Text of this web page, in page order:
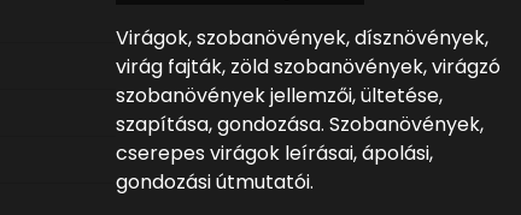
Virágok, szobanövények, dísznövények,
virág fajták, zöld szobanövények, virágzó
szobanövények jellemzői, ültetése,
szapítása, gondozása. Szobanövények,
cserepes virágok leírásai, ápolási,
gondozási útmutatói.